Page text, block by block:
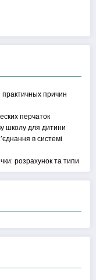
причин
перчаток
школу для дитини
в системі
розрахунок та типи